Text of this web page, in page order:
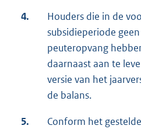
4.
Houders die in de
subsidieperiode
peuteropvang
daarnaast aan te
versie van het
de balans.
5.
Conform het